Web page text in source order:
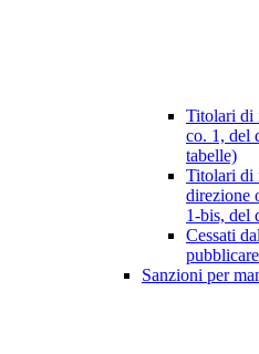
Titolari di
co. 1, del
tabelle)
Titolari di
direzione
1-bis, del
Cessati
Sanzioni per